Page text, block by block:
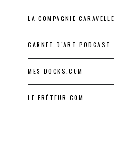
LA COMPAGNIE CARAVELLE
CARNET D’ART PODCAST
MES DOCKS.COM
LE FRÉTEUR.COM